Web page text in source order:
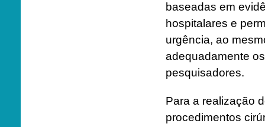
baseadas em
hospitalares e
urgência, ao
adequadamente
pesquisadores.
Para a realização
procedimentos